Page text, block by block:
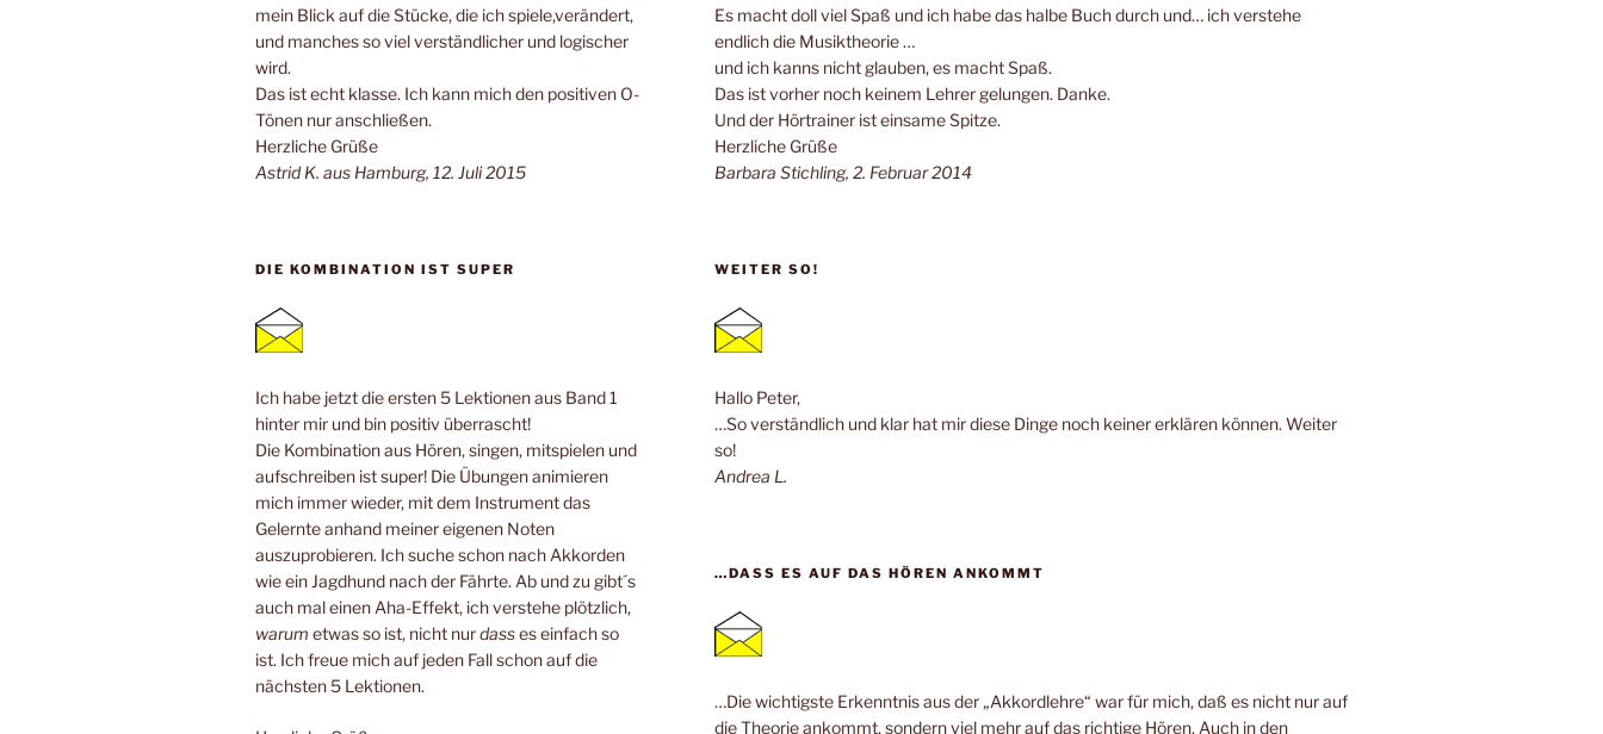
mein Blick auf die Stücke, die ich spiele,verändert,
und manches so viel verständlicher und logischer
wird.
Das ist echt klasse. Ich kann mich den positiven O-
Tönen nur anschließen.
Herzliche Grüße
Astrid K. aus Hamburg, 12. Juli 2015
DIE KOMBINATION IST SUPER
Ich habe jetzt die ersten 5 Lektionen aus Band 1
hinter mir und bin positiv überrascht!
Die Kombination aus Hören, singen, mitspielen und
aufschreiben ist super! Die Übungen animieren
mich immer wieder, mit dem Instrument das
Gelernte anhand meiner eigenen Noten
auszuprobieren. Ich suche schon nach Akkorden
wie ein Jagdhund nach der Fährte. Ab und zu gibt´s
auch mal einen Aha-Effekt, ich verstehe plötzlich,
warum etwas so ist, nicht nurdasses einfach so
ist. Ich freue mich auf jeden Fall schon auf die
nächsten 5 Lektionen.
Es macht doll viel Spaß und ich habe das halbe Buch durch und… ich verstehe
endlich die Musiktheorie …
und ich kanns nicht glauben, es macht Spaß.
Das ist vorher noch keinem Lehrer gelungen. Danke.
Und der Hörtrainer ist einsame Spitze.
Herzliche Grüße
Barbara Stichling, 2. Februar 2014
WEITER SO!
Hallo Peter,
…So verständlich und klar hat mir diese Dinge noch keiner erklären können. Weiter
so!
Andrea L.
…DASS ES AUF DAS HÖREN ANKOMMT
…Die wichtigste Erkenntnis aus der „Akkordlehre“ war für mich, daß es nicht nur auf
die Theorie ankommt, sondern viel mehr auf das richtige Hören. Auch in den